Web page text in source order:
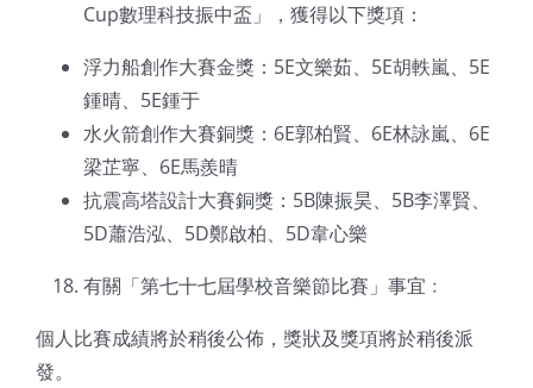
Cup數理科技振中盃」，獲得以下獎項：
浮力船創作大賽金獎：5E文樂茹、5E胡軼嵐、5E
鍾晴、5E鍾于
水火箭創作大賽銅獎：6E郭柏賢、6E林詠嵐、6E
梁芷寧、6E馬羨晴
抗震高塔設計大賽銅獎：5B陳振昊、5B李澤賢、
5D蕭浩泓、5D鄭啟柏、5D韋心樂
有關「第七十七屆學校音樂節比賽」事宜﹕
個人比賽成績將於稍後公佈，獎狀及獎項將於稍後派
發。